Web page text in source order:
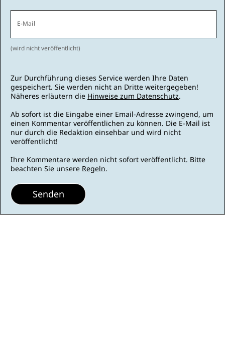
E-Mail
(wird nicht veröffentlicht)
Zur Durchführung dieses Service werden Ihre Daten
gespeichert. Sie werden nicht an Dritte weitergegeben!
Näheres erläutern die Hinweise zum Datenschutz.
Ab sofort ist die Eingabe einer Email-Adresse zwingend, um
einen Kommentar veröffentlichen zu können. Die E-Mail ist
nur durch die Redaktion einsehbar und wird nicht
veröffentlicht!
Ihre Kommentare werden nicht sofort veröffentlicht. Bitte
beachten Sie unsere Regeln.
Senden